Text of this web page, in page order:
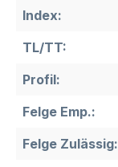
Index:
TL/TT:
Profil:
Felge Emp.:
Felge Zulässig: